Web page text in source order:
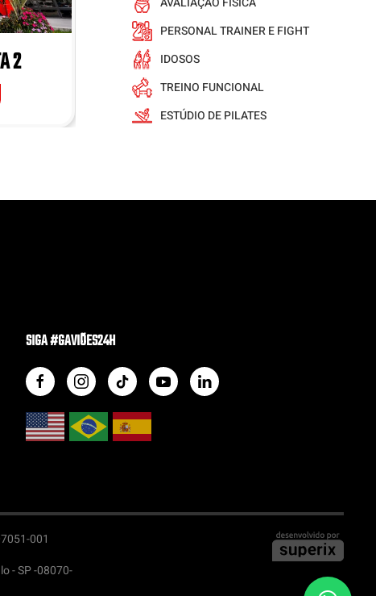
2 AEROPORTO
VER MAIS
PERSONAL TRAINER E FIGHT
IDOSOS
TREINO FUNCIONAL
ESTÚDIO DE PILATES
SIGA #GAVIÕES24H
001
- SP -08070-